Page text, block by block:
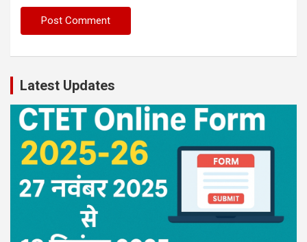
Latest Updates